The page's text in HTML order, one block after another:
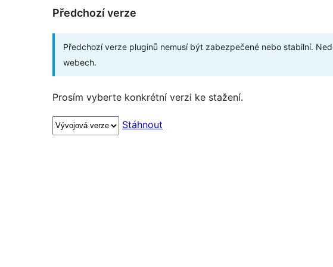
Předchozí verze
Předchozí verze pluginů nemusí být zabezpečené nebo stabilní.
webech.
Prosím vyberte konkrétní verzi ke stažení.
Stáhnout